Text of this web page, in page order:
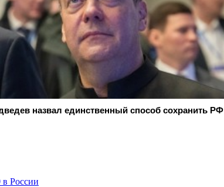
назвал единственный способ сохранить РФ
в России